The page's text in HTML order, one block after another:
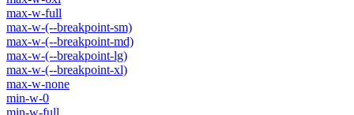
max-w-full
max-w-(--breakpoint-sm)
max-w-(--breakpoint-md)
max-w-(--breakpoint-lg)
max-w-(--breakpoint-xl)
max-w-none
min-w-0
min-w-full